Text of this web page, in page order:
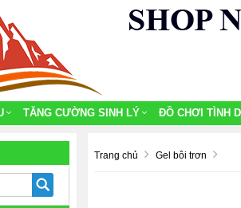
TĂNG CƯỜNG SINH LÝ ĐỒ CHƠI TÌNH
Trang chủ Gel bôi trơn